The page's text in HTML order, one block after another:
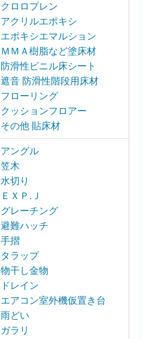
クロロプレン
アクリルエポキシ
エポキシエマルション
ＭＭＡ樹脂など塗床材
防滑性ビニル床シート
遮音 防滑性階段用床材
フローリング
クッションフロアー
その他 貼床材
アングル
笠木
水切り
ＥＸＰ.Ｊ
グレーチング
避難ハッチ
手摺
タラップ
物干し金物
ドレイン
エアコン室外機仮置き台
雨どい
ガラリ